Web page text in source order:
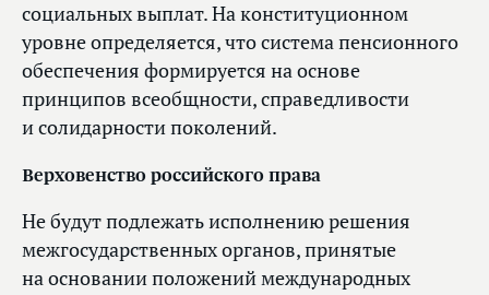
социальных выплат. На конституционном
уровне определяется, что система пенсионного
обеспечения формируется на основе
принципов всеобщности, справедливости
и солидарности поколений.
Верховенство российского права
Не будут подлежать исполнению решения
межгосударственных органов, принятые
на основании положений международных